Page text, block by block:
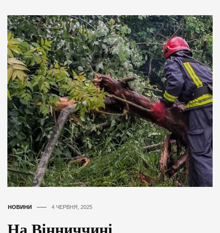
НОВИНИ 4 ЧЕРВНЯ, 2025
На Вінниччині